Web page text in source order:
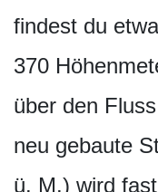
findest du
370
über den
neu gebaute
ü. M.) wird